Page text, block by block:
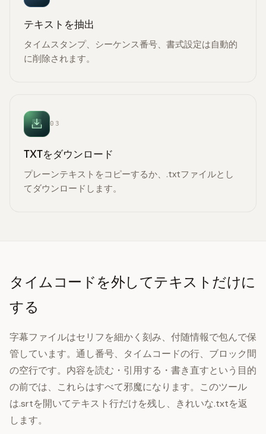
テキストを抽出
タイムスタンプ、シーケンス番号、書式設定は自動的
に削除されます。
03
TXTをダウンロード
プレーンテキストをコピーするか、.txtファイルとし
てダウンロードします。
タイムコードを外してテキストだけに
する
字幕ファイルはセリフを細かく刻み、付随情報で包んで保
管しています。通し番号、タイムコードの行、ブロック間
の空行です。内容を読む・引用する・書き直すという目的
の前では、これらはすべて邪魔になります。このツール
は.srtを開いてテキスト行だけを残し、きれいな.txtを返
します。